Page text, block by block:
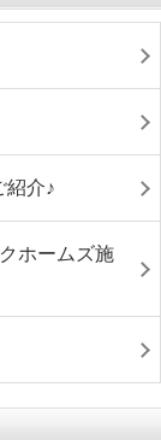
紹介♪
ホームズ施